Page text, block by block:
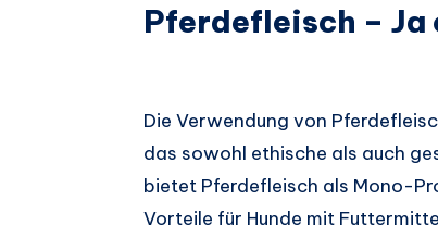
Pferdefleisch – Ja
Die Verwendung von
das sowohl ethische als auch
bietet Pferdefleisch als Mono-
Vorteile für Hunde mit